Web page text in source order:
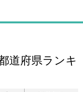
道府県ランキ